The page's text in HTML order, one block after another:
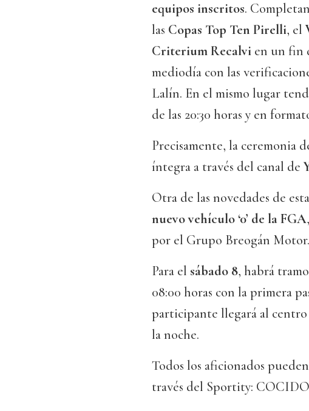
equipos inscritos.
las Copas Top Ten Pirelli, el
Criterium Recalvi en un fin
mediodía con las
Lalín. En el mismo lugar
de las 20:30 horas y en
Precisamente, la ceremonia
íntegra a través del canal de
Otra de las novedades de
nuevo vehículo ‘0’ de la FGA
por el Grupo Breogán Motor.
Para el sábado 8, habrá
08:00 horas con la primera
participante llegará al centro
la noche.
Todos los aficionados
través del Sportity: